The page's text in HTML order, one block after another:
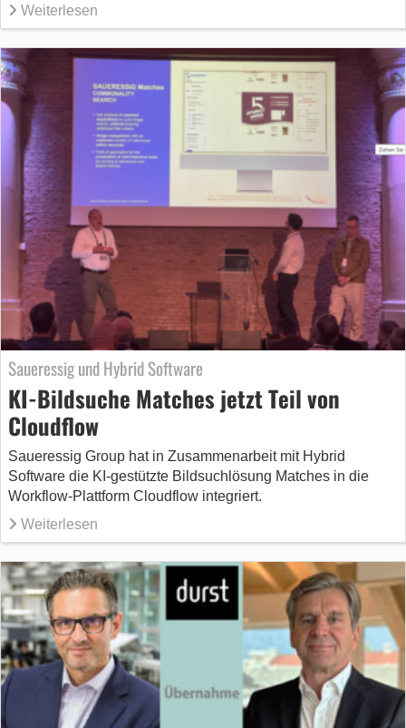
Weiterlesen
Saueressig und Hybrid Software
KI-Bildsuche Matches jetzt Teil von
Cloudflow
Saueressig Group hat in Zusammenarbeit mit Hybrid
Software die KI-gestützte Bildsuchlösung Matches in die
Workflow-Plattform Cloudflow integriert.
Weiterlesen